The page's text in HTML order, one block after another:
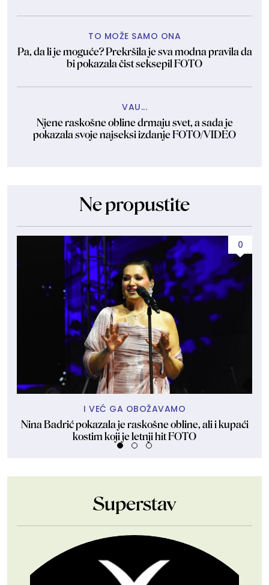
TO MOŽE SAMO ONA
Pa, da li je moguće? Prekršila je sva modna pravila da
bi pokazala čist seksepil FOTO
VAU...
Njene raskošne obline drmaju svet, a sada je
pokazala svoje najseksi izdanje FOTO/VIDEO
Ne propustite
0
I VEĆ GA OBOŽAVAMO
Nina Badrić pokazala je raskošne obline, ali i kupaći
kostim koji je letnji hit FOTO
Superstav